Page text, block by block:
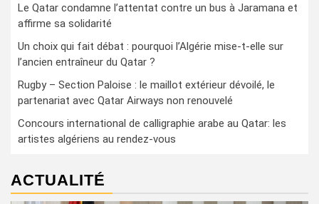
Le Qatar condamne l’attentat contre un bus à Jaramana et
affirme sa solidarité
Un choix qui fait débat : pourquoi l’Algérie mise-t-elle sur
l’ancien entraîneur du Qatar ?
Rugby – Section Paloise : le maillot extérieur dévoilé, le
partenariat avec Qatar Airways non renouvelé
Concours international de calligraphie arabe au Qatar: les
artistes algériens au rendez-vous
ACTUALITÉ